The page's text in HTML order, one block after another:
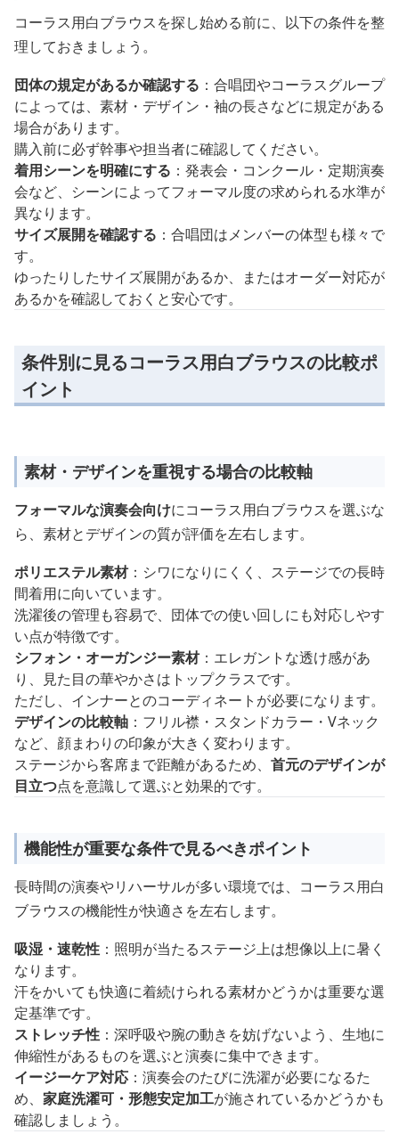
コーラス用白ブラウスを探し始める前に、以下の条件を整
理しておきましょう。
団体の規定があるか確認する ：合唱団やコーラスグループ
によっては、素材・デザイン・袖の長さなどに規定がある
場合があります。
購入前に必ず幹事や担当者に確認してください。
着用シーンを明確にする ：発表会・コンクール・定期演奏
会など、シーンによってフォーマル度の求められる水準が
異なります。
サイズ展開を確認する ：合唱団はメンバーの体型も様々で
す。
ゆったりしたサイズ展開があるか、またはオーダー対応が
あるかを確認しておくと安心です。
条件別に見るコーラス用白ブラウスの比較ポ
イント
素材・デザインを重視する場合の比較軸
フォーマルな演奏会向けにコーラス用白ブラウスを選ぶな
ら、素材とデザインの質が評価を左右します。
ポリエステル素材：シワになりにくく、ステージでの長時
間着用に向いています。
洗濯後の管理も容易で、団体での使い回しにも対応しやす
い点が特徴です。
シフォン・オーガンジー素材：エレガントな透け感があ
り、見た目の華やかさはトップクラスです。
ただし、インナーとのコーディネートが必要になります。
デザインの比較軸 ：フリル襟・スタンドカラー・Vネック
など、顔まわりの印象が大きく変わります。
ステージから客席まで距離があるため、 首元のデザインが
目立つ点を意識して選ぶと効果的です。
機能性が重要な条件で見るべきポイント
長時間の演奏やリハーサルが多い環境では、コーラス用白
ブラウスの機能性が快適さを左右します。
吸湿・速乾性 ：照明が当たるステージ上は想像以上に暑く
なります。
汗をかいても快適に着続けられる素材かどうかは重要な選
定基準です。
ストレッチ性 ：深呼吸や腕の動きを妨げないよう、生地に
伸縮性があるものを選ぶと演奏に集中できます。
イージーケア対応 ：演奏会のたびに洗濯が必要になるた
め、 家庭洗濯可・形態安定加工が施されているかどうかも
確認しましょう。